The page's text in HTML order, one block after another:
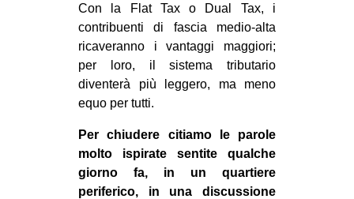
Con la Flat Tax o Dual Tax, i
contribuenti di fascia medio-alta
ricaveranno i vantaggi maggiori;
per loro, il sistema tributario
diventerà più leggero, ma meno
equo per tutti.
Per chiudere citiamo le parole
molto ispirate sentite qualche
giorno fa, in un quartiere
periferico, in una discussione